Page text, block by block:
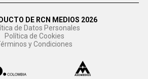
DE RCN MEDIOS 2026
de Datos Personales
Política de Cookies
y Condiciones